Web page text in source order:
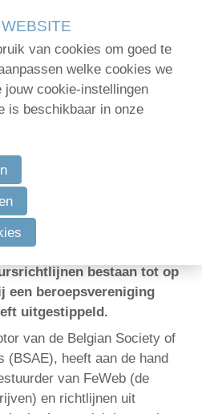
Menu
raden van bestuur in
van bestuurders
en sectororganisaties?
voor de
bestaan tot op
een beroepsvereniging
uitgestippeld.
van de Belgian Society of
(BSAE), heeft aan de hand
van FeWeb (de
en richtlijnen uit
deelnamecertificaten
van de
in
van cookies om goed te
welke cookies we
jouw cookie-instellingen
is beschikbaar in onze